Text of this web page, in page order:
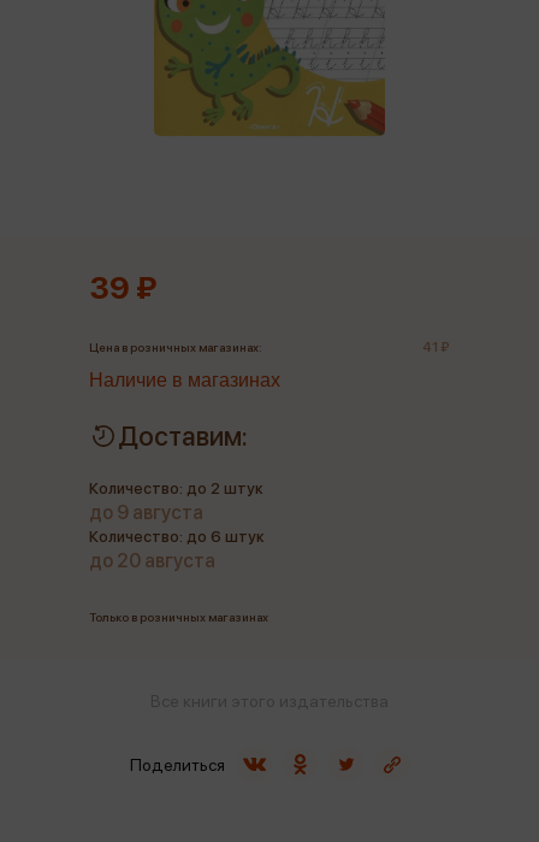
39 ₽
Цена в розничных магазинах: 41 ₽
Наличие в магазинах
Доставим:
Количество: до 2 штук
до 9 августа
Количество: до 6 штук
до 20 августа
Только в розничных магазинах
Поделиться